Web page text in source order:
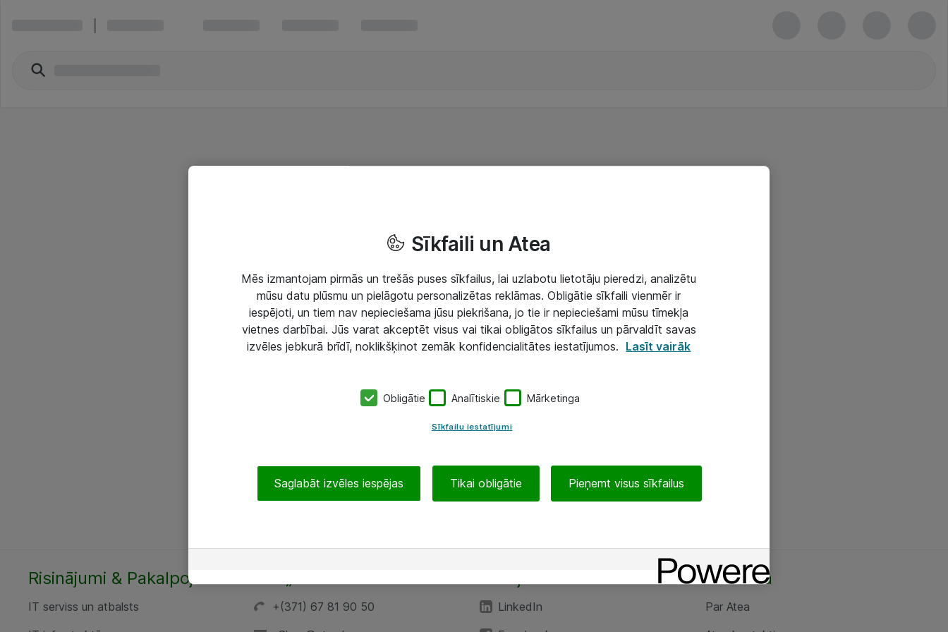
Risinājumi & Pakalpojumi
IT serviss un atbalsts
+(371) 67 81 90 50
LinkedIn
Par Atea
Par Atea
Sīkfaili un Atea
Mēs izmantojam pirmās un trešās puses sīkfailus, lai uzlabotu lietotāju pieredzi, analizētu
mūsu datu plūsmu un pielāgotu personalizētas reklāmas. Obligātie sīkfaili vienmēr ir
iespējoti, un tiem nav nepieciešama jūsu piekrišana, jo tie ir nepieciešami mūsu tīmekļa
vietnes darbībai. Jūs varat akceptēt visus vai tikai obligātos sīkfailus un pārvaldīt savas
izvēles jebkurā brīdī, noklikšķinot zemāk konfidencialitātes iestatījumos. Lasīt vairāk
Obligātie Analītiskie Mārketinga
Sīkfailu iestatījumi
Saglabāt izvēles iespējas Tikai obligātie Pieņemt visus sīkfailus